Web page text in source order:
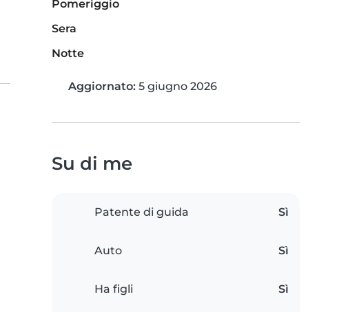
Pomeriggio
Sera
Notte
Aggiornato: 5 giugno 2026
Su di me
Patente di guida Sì
Auto Sì
Ha figli Sì